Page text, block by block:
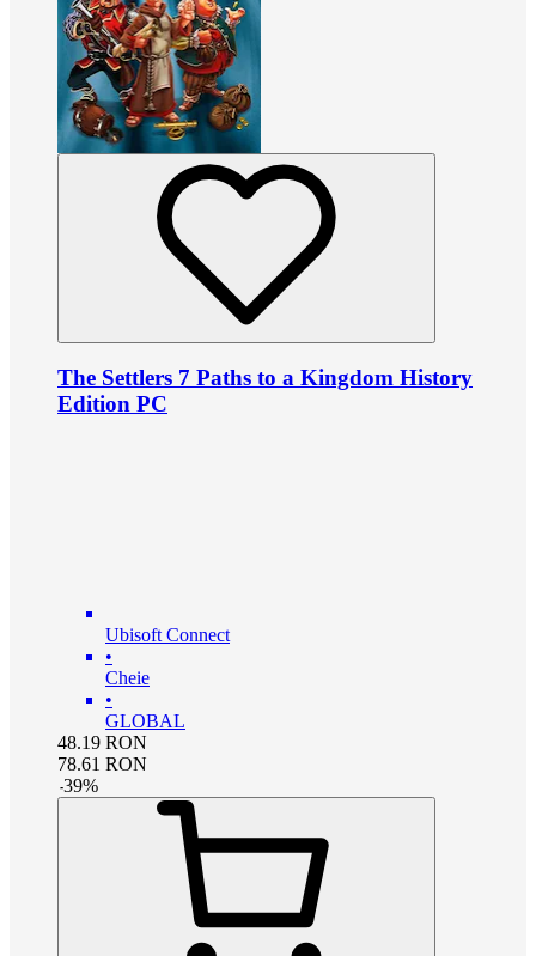
The Settlers 7 Paths to a Kingdom History
Edition PC
Ubisoft Connect
•
Cheie
•
GLOBAL
48.19 RON
78.61 RON
-39%